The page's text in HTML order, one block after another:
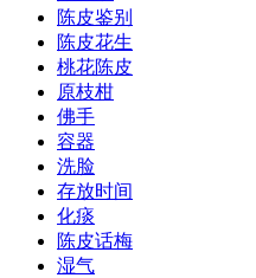
陈皮鉴别
陈皮花生
桃花陈皮
原枝柑
佛手
容器
洗脸
存放时间
化痰
陈皮话梅
湿气